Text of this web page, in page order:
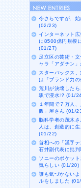
今さらですが、
(02/23)
インターネット
に8500億円規模
(01/27)
足立区の芸術・
ャラ「アダチン
スターバックス
は「ブランド力
荒川が決壊した
駅で浸水!? (01/
１年間で７万人
飯」屋さん (01/
脳科学者の茂木
人は、創造的に生
(01/22)
首相への「漢字テ
石井副代表に批
ソニーのポケッ
気らしい (01/20)
誰も気づかない
ルをしました